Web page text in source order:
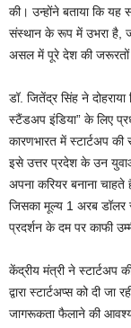
की। उन्होंने बताया कि
संस्थान के रूप में उभरा है,
असल में पूरे देश की जरूरतों
डॉ. जितेंद्र सिंह ने
स्टैंडअप इंडिया” के लिए
कारणभारत में स्टार्टअप
इसे उत्तर प्रदेश के उन युवाओं
अपना करियर बनाना
जिसका मूल्य 1 अरब डॉलर
प्रदर्शन के दम पर काफी
केंद्रीय मंत्री ने स्टार्टअप
द्वारा स्टार्टअप्स को दी
जागरूकता फैलाने की